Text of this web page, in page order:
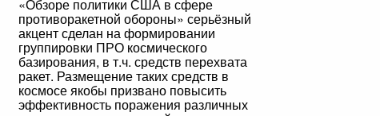
«Обзоре политики США в сфере
противоракетной обороны» серьёзный
акцент сделан на формировании
группировки ПРО космического
базирования, в т.ч. средств перехвата
ракет. Размещение таких средств в
космосе якобы призвано повысить
эффективность поражения различных